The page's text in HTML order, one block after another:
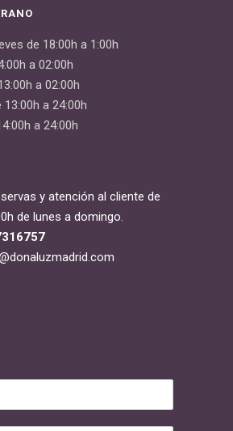
de 18:00h a 1:00h
a 02:00h
a 02:00h
a 24:00h
a 24:00h
y atención al cliente de
de lunes a domingo.